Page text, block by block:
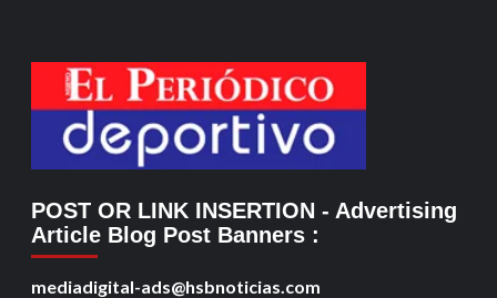
POST OR LINK INSERTION - Advertising
Article Blog Post Banners :
mediadigital-ads@hsbnoticias.com